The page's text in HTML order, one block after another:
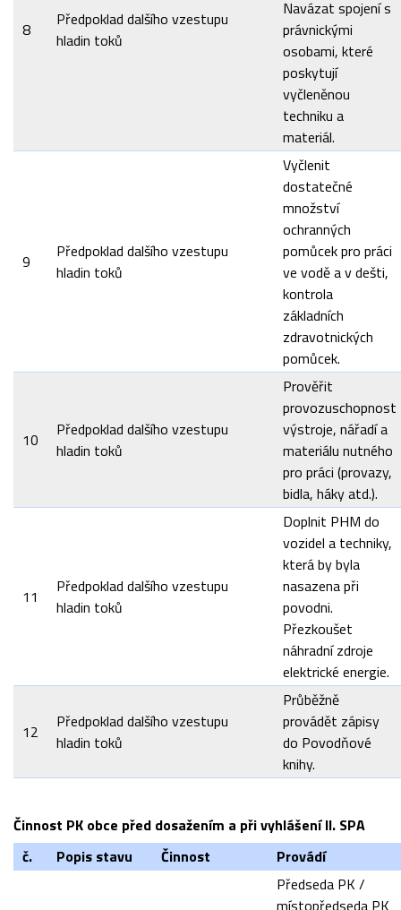
8
Předpoklad dalšího vzestupu
hladin toků
Navázat spojení s
právnickými
osobami, které
poskytují
vyčleněnou
techniku a
materiál.
9
Předpoklad dalšího vzestupu
hladin toků
Vyčlenit
dostatečné
množství
ochranných
pomůcek pro práci
ve vodě a v dešti,
kontrola
základních
zdravotnických
pomůcek.
10
Předpoklad dalšího vzestupu
hladin toků
Prověřit
provozuschopnost
výstroje, nářadí a
materiálu nutného
pro práci (provazy,
bidla, háky atd.).
11
Předpoklad dalšího vzestupu
hladin toků
Doplnit PHM do
vozidel a techniky,
která by byla
nasazena při
povodni.
Přezkoušet
náhradní zdroje
elektrické energie.
12
Předpoklad dalšího vzestupu
hladin toků
Průběžně
provádět zápisy
do Povodňové
knihy.
Činnost PK obce před dosažením a při vyhlášení II. SPA
č.
Popis stavu Činnost Provádí
Předseda PK /
místopředseda PK